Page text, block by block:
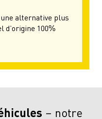
alternative plus
100%
notre